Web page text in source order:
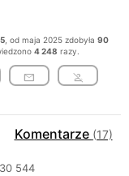
, od maja 2025 zdobyła 90
4 248 razy.
Komentarze (17)
30 544